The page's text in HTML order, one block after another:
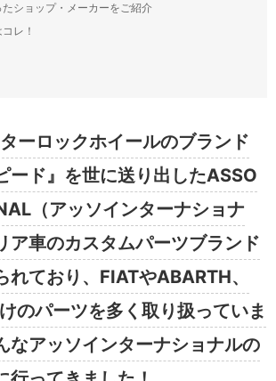
ショップ・メーカーをご紹介
レ！
ーロックホイールのブランド
ード』を世に送り出したASSO
（アッソインターナショナ
ア車のカスタムパーツブランド
れており、FIATやABARTH、
のパーツを多く取り扱っていま
なアッソインターナショナルの